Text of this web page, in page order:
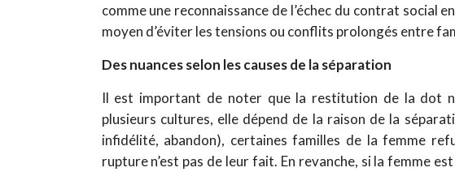
comme une reconnaissance de l’échec du contrat social
moyen d’éviter les tensions ou conflits prolongés entre
Des nuances selon les causes de la séparation
Il est important de noter que la restitution de la dot
plusieurs cultures, elle dépend de la raison de la
infidélité, abandon), certaines familles de la femme
rupture n’est pas de leur fait. En revanche, si la femme